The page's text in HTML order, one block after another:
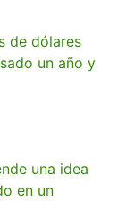
de dólares
un año y
una idea
en un